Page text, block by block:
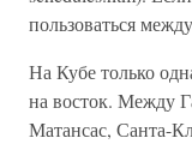
пользоваться
На Кубе только
на восток. Между
Матансас, Санта-